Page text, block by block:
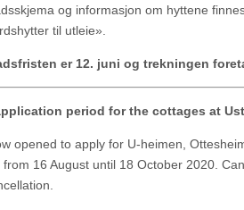
og informasjon om hyttene
til utleie».
er 12. juni og trekningen
period for the cottages at
opened to apply for U-heimen,
from 16 August until 18 October 2020.